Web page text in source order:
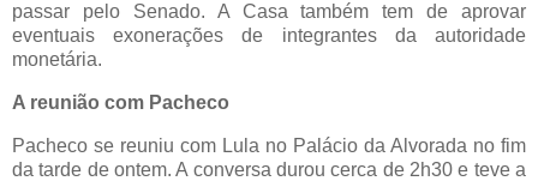
passar pelo Senado. A Casa também tem de aprovar
eventuais exonerações de integrantes da autoridade
monetária.
A reunião com Pacheco
Pacheco se reuniu com Lula no Palácio da Alvorada no fim
da tarde de ontem. A conversa durou cerca de 2h30 e teve a